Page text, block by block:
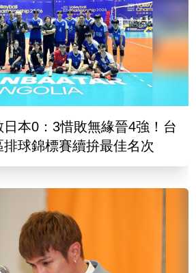
本0：3惜敗無緣晉4強！台
球錦標賽續拚最佳名次